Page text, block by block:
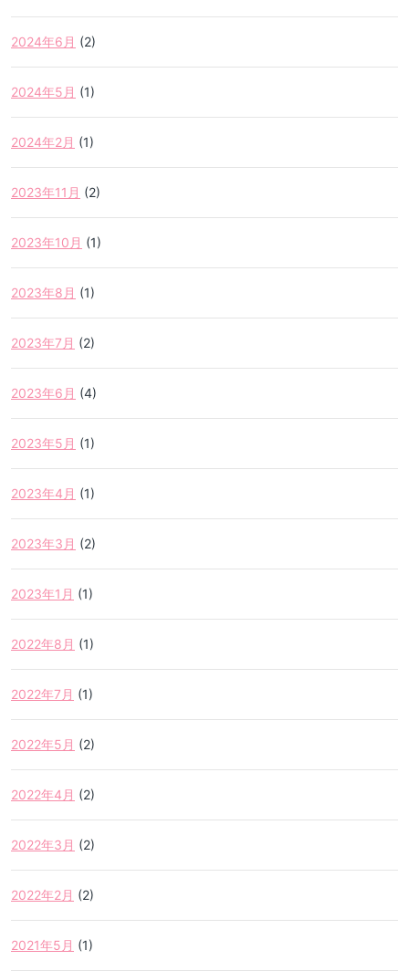
2024年6月 (2)
2024年5月 (1)
2024年2月 (1)
2023年11月 (2)
2023年10月 (1)
2023年8月 (1)
2023年7月 (2)
2023年6月 (4)
2023年5月 (1)
2023年4月 (1)
2023年3月 (2)
2023年1月 (1)
2022年8月 (1)
2022年7月 (1)
2022年5月 (2)
2022年4月 (2)
2022年3月 (2)
2022年2月 (2)
2021年5月 (1)